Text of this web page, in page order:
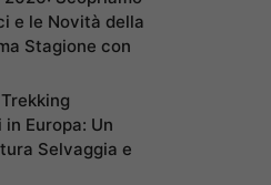
e le Novità della
Stagione con
Europa: Un
Selvaggia e